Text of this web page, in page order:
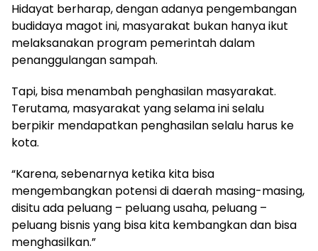
Hidayat berharap, dengan adanya pengembangan
budidaya magot ini, masyarakat bukan hanya ikut
melaksanakan program pemerintah dalam
penanggulangan sampah.
Tapi, bisa menambah penghasilan masyarakat.
Terutama, masyarakat yang selama ini selalu
berpikir mendapatkan penghasilan selalu harus ke
kota.
“Karena, sebenarnya ketika kita bisa
mengembangkan potensi di daerah masing-masing,
disitu ada peluang – peluang usaha, peluang –
peluang bisnis yang bisa kita kembangkan dan bisa
menghasilkan.”